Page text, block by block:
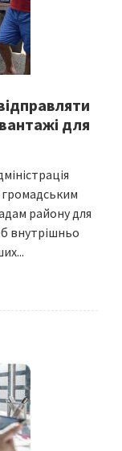
для
району для
внутрішньо